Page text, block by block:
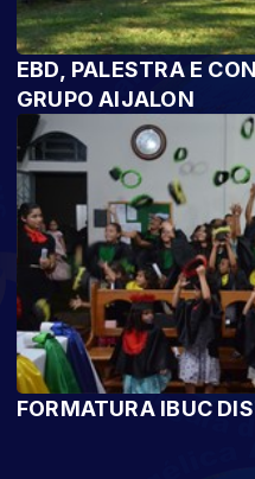
EBD, PALESTRA E
GRUPO AIJALON
FORMATURA IBUC